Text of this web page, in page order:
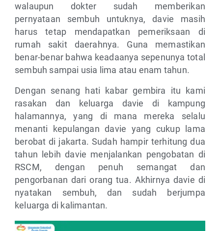
walaupun dokter sudah memberikan
pernyataan sembuh untuknya, davie masih
harus tetap mendapatkan pemeriksaan di
rumah sakit daerahnya. Guna memastikan
benar-benar bahwa keadaanya sepenunya total
sembuh sampai usia lima atau enam tahun.
Dengan senang hati kabar gembira itu kami
rasakan dan keluarga davie di kampung
halamannya, yang di mana mereka selalu
menanti kepulangan davie yang cukup lama
berobat di jakarta. Sudah hampir terhitung dua
tahun lebih davie menjalankan pengobatan di
RSCM, dengan penuh semangat dan
pengorbanan dari orang tua. Akhirnya davie di
nyatakan sembuh, dan sudah berjumpa
keluarga di kalimantan.